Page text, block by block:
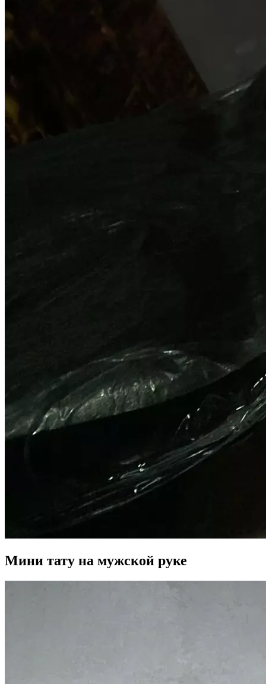
Мини тату на мужской руке